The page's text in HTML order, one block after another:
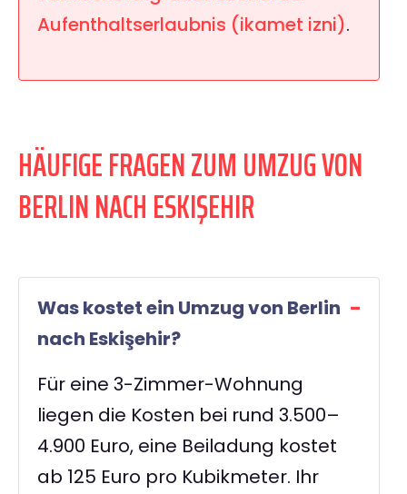
Aufenthaltserlaubnis (ikamet izni).
HÄUFIGE FRAGEN ZUM UMZUG VON
BERLIN NACH ESKIŞEHIR
Was kostet ein Umzug von Berlin
nach Eskişehir?
Für eine 3-Zimmer-Wohnung
liegen die Kosten bei rund 3.500–
4.900 Euro, eine Beiladung kostet
ab 125 Euro pro Kubikmeter. Ihr